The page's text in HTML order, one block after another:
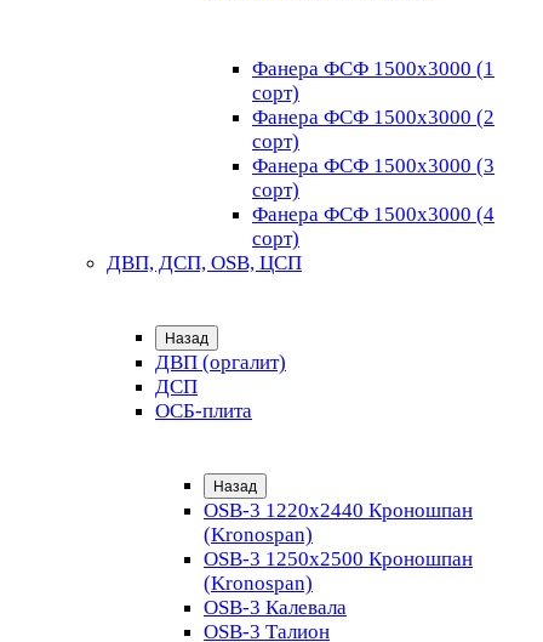
Фанера ФСФ 1500х3000 (1
сорт)
Фанера ФСФ 1500х3000 (2
сорт)
Фанера ФСФ 1500х3000 (3
сорт)
Фанера ФСФ 1500х3000 (4
сорт)
ДВП, ДСП, OSB, ЦСП
Назад
ДВП (оргалит)
ДСП
ОСБ-плита
Назад
OSB-3 1220х2440 Кроношпан
(Kronospan)
OSB-3 1250х2500 Кроношпан
(Kronospan)
OSB-3 Калевала
OSB-3 Талион